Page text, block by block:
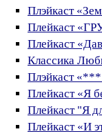
Плэйкаст
Плейкаст
Плейкаст
Классика
Плэйкаст
Плейкаст «Я
Плейкаст "Я
Плейкаст «И